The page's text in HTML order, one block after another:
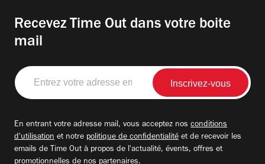
Recevez Time Out dans votre boite
mail
Entrez
votre
adresse
En entrant votre adresse mail, vous acceptez nos conditions
d'utilisation et notre politique de confidentialité et de recevoir les
emails de Time Out à propos de l'actualité, évents, offres et
promotionnelles de nos partenaires.